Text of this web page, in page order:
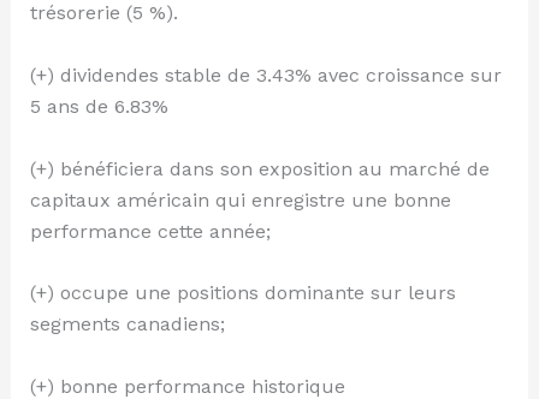
trésorerie (5 %).
(+) dividendes stable de 3.43% avec croissance sur
5 ans de 6.83%
(+) bénéficiera dans son exposition au marché de
capitaux américain qui enregistre une bonne
performance cette année;
(+) occupe une positions dominante sur leurs
segments canadiens;
(+) bonne performance historique